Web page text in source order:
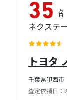
千葉県印西市
査定依頼日：
トヨタ
35 万
円
ネクステ